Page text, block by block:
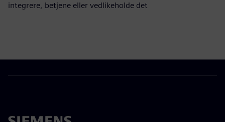
integrere, betjene eller vedlikeholde det